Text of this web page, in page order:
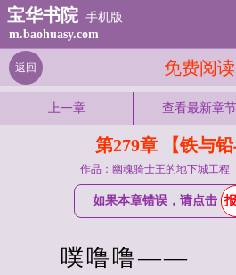
宝华书院 手机版
m.baohuasy.com
免费阅读
返回
上一章 查看最新章节
第279章 【铁与铅
作品：幽魂骑士王的地下城工程
如果本章错误，请点击
噗噜噜——